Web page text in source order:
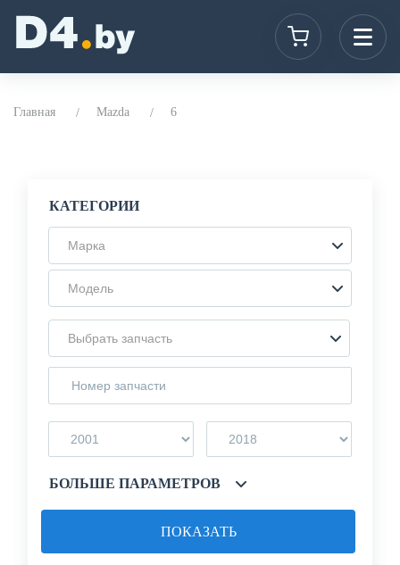
Главная Mazda 6
КАТЕГОРИИ
Марка
Модель
Выбрать запчасть
БОЛЬШЕ ПАРАМЕТРОВ
ПОКАЗАТЬ